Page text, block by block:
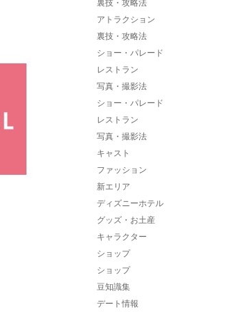
裏技・攻略法
アトラクション
裏技・攻略法
ショー・パレード
レストラン
写真・撮影法
ショー・パレード
レストラン
写真・撮影法
キャスト
ファッション
新エリア
ディズニーホテル
グッズ・お土産
キャラクター
ショップ
ショップ
豆知識集
デート情報